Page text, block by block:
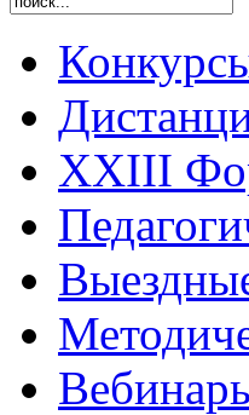
XXIII